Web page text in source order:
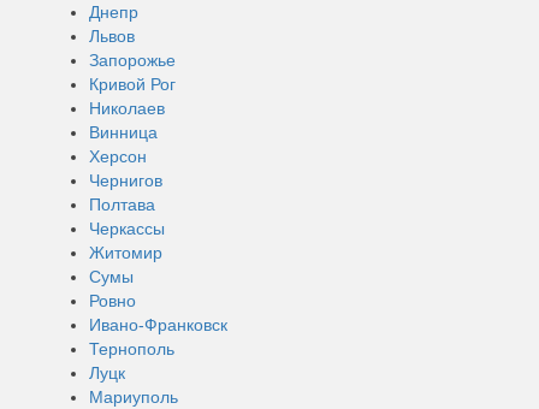
Днепр
Львов
Запорожье
Кривой Рог
Николаев
Винница
Херсон
Чернигов
Полтава
Черкассы
Житомир
Сумы
Ровно
Ивано-Франковск
Тернополь
Луцк
Мариуполь